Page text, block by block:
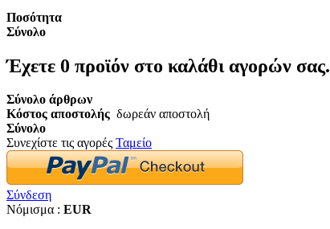
Ποσότητα
Σύνολο
Έχετε 0 προϊόν στο καλάθι αγορών σας.
Σύνολο άρθρων
Κόστος αποστολής δωρεάν αποστολή
Σύνολο
Συνεχίστε τις αγορές Ταμείο
Σύνδεση
Νόμισμα : EUR